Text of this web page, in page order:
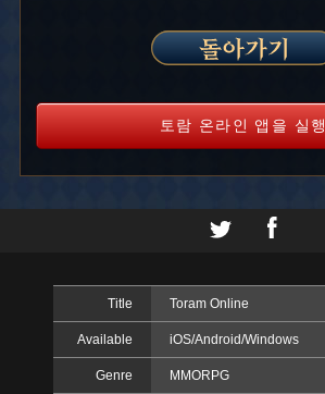
토람 온라인 앱을 실행
Title Toram Online
Available iOS/Android/Windows
Genre MMORPG